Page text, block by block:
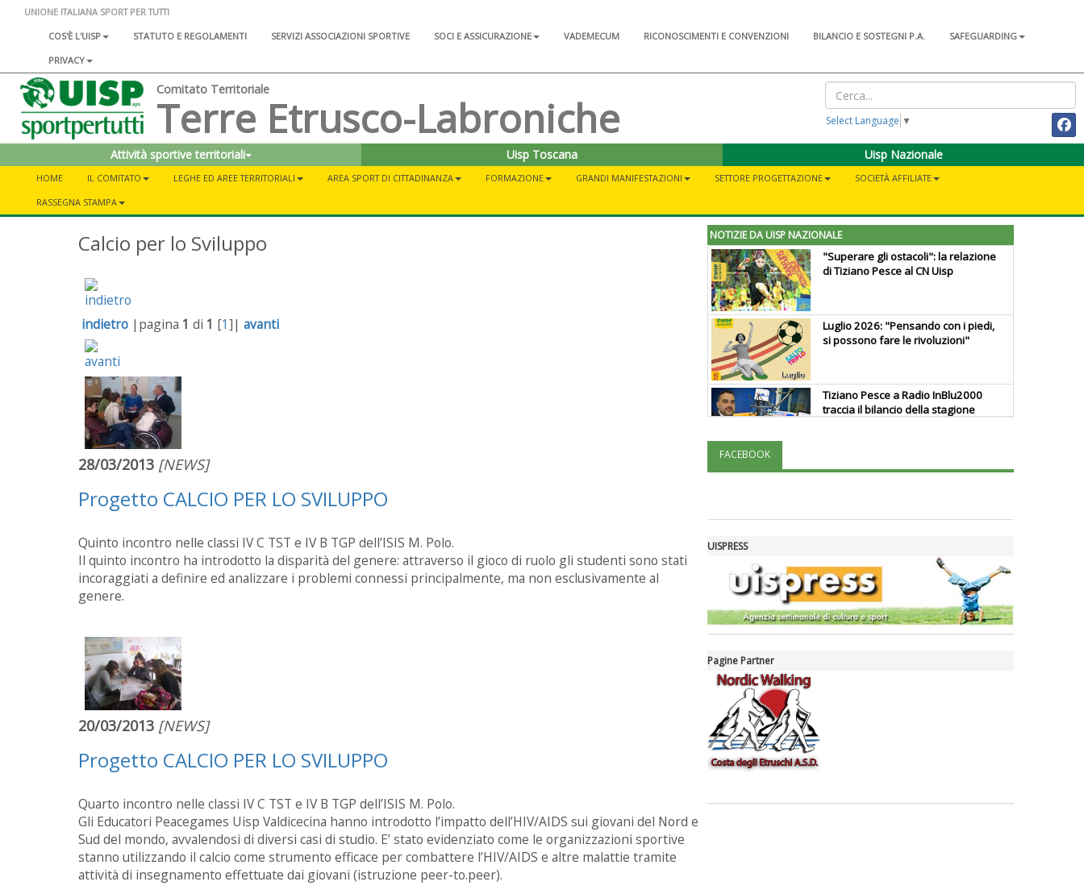
UNIONE ITALIANA SPORT PER TUTTI
COS'È L'UISP
STATUTO E REGOLAMENTI SERVIZI ASSOCIAZIONI SPORTIVE SOCI E ASSICURAZIONE VADEMECUM RICONOSCIMENTI E CONVENZIONI BILANCIO E SOSTEGNI P.A.
SAFEGUARDING
PRIVACY
Comitato Territoriale
Terre Etrusco-Labroniche Select Language ▼
Attività sportive territoriali Uisp Toscana Uisp Nazionale
HOME IL COMITATO LEGHE ED AREE TERRITORIALI AREA SPORT DI CITTADINANZA FORMAZIONE GRANDI MANIFESTAZIONI SETTORE PROGETTAZIONE
SOCIETÀ AFFILIATE
RASSEGNA STAMPA
Calcio per lo Sviluppo
indietro |pagina 1 di 1 [1]| avanti
28/03/2013 [NEWS]
Progetto CALCIO PER LO SVILUPPO
Quinto incontro nelle classi IV C TST e IV B TGP dell’ISIS M. Polo.
Il quinto incontro ha introdotto la disparità del genere: attraverso il gioco di ruolo gli studenti sono stati
incoraggiati a definire ed analizzare i problemi connessi principalmente, ma non esclusivamente al
genere.
20/03/2013 [NEWS]
Progetto CALCIO PER LO SVILUPPO
Quarto incontro nelle classi IV C TST e IV B TGP dell’ISIS M. Polo.
Gli Educatori Peacegames Uisp Valdicecina hanno introdotto l’impatto dell’HIV/AIDS sui giovani del Nord e
Sud del mondo, avvalendosi di diversi casi di studio. E’ stato evidenziato come le organizzazioni sportive
stanno utilizzando il calcio come strumento efficace per combattere l’HIV/AIDS e altre malattie tramite
attività di insegnamento effettuate dai giovani (istruzione peer-to.peer).
NOTIZIE DA UISP NAZIONALE
"Superare gli ostacoli": la relazione
di Tiziano Pesce al CN Uisp
Luglio 2026: "Pensando con i piedi,
si possono fare le rivoluzioni"
Tiziano Pesce a Radio InBlu2000
traccia il bilancio della stagione
Tiziano Pesce nel Cda di
Fondazione Terzjus: prima riunione
a Roma
FACEBOOK
UISPRESS
Pagine Partner